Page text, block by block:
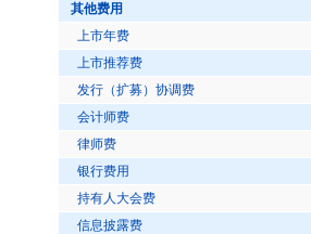
其他费用
上市年费
上市推荐费
发行（扩募）协调费
会计师费
律师费
银行费用
持有人大会费
信息披露费